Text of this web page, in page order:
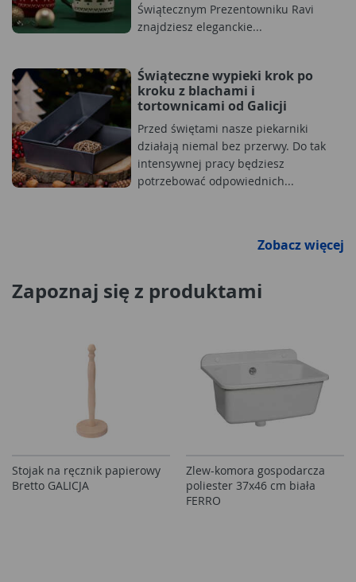
Świątecznym Prezentowniku Ravi
znajdziesz eleganckie...
Świąteczne wypieki krok po
kroku z blachami i
tortownicami od Galicji
Przed świętami nasze piekarniki
działają niemal bez przerwy. Do tak
intensywnej pracy będziesz
potrzebować odpowiednich...
Zobacz więcej
Zapoznaj się z produktami
Stojak na ręcznik papierowy
Bretto GALICJA
Zlew-komora gospodarcza
poliester 37x46 cm biała
FERRO